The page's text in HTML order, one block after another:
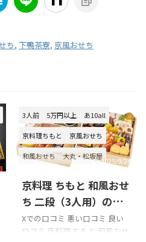
ち, 下鴨茶寮, 京風おせち
3人前 5万円以上 あ10all
京料理ちもと 京風おせち
和風おせち 大丸・松坂屋2025/9/24
京料理 ちもと 和風おせ
ち 二段（3人用）の口
コミをまとめてみまし
た!!!
Xでの口コミ 悪い口コミ 良い
口コミ 京料理 ちもと 和風おせ